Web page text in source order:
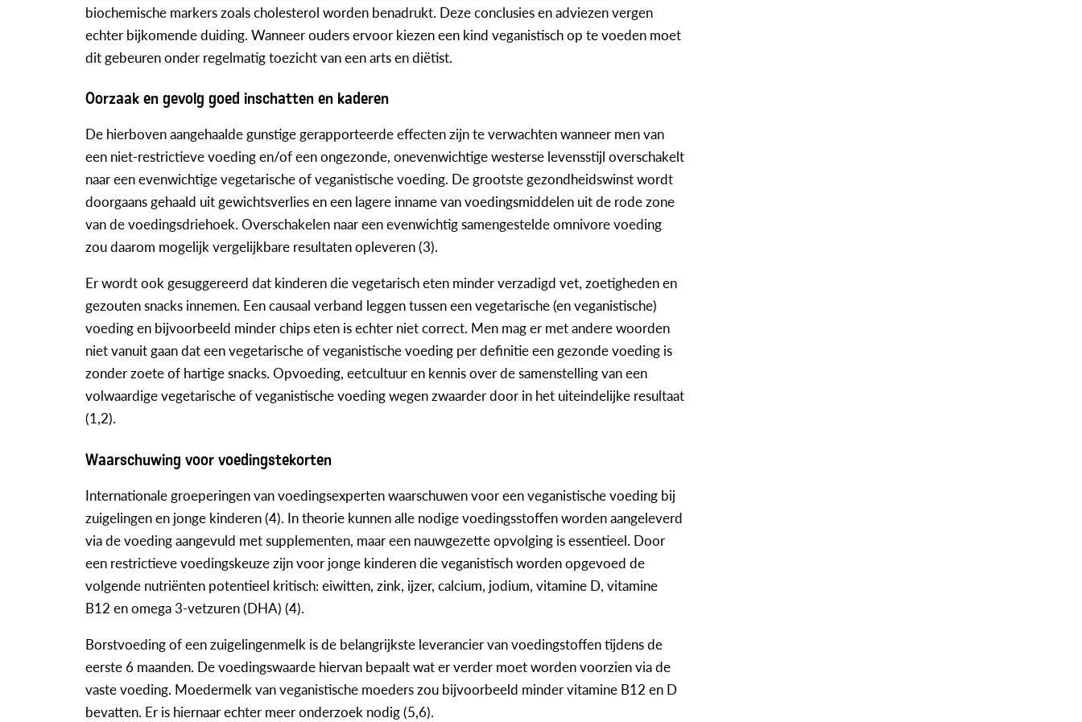
biochemische markers zoals cholesterol worden benadrukt. Deze conclusies en adviezen vergen
echter bijkomende duiding. Wanneer ouders ervoor kiezen een kind veganistisch op te voeden moet
dit gebeuren onder regelmatig toezicht van een arts en diëtist.
Oorzaak en gevolg goed inschatten en kaderen
De hierboven aangehaalde gunstige gerapporteerde effecten zijn te verwachten wanneer men van
een niet-restrictieve voeding en/of een ongezonde, onevenwichtige westerse levensstijl overschakelt
naar een evenwichtige vegetarische of veganistische voeding. De grootste gezondheidswinst wordt
doorgaans gehaald uit gewichtsverlies en een lagere inname van voedingsmiddelen uit de rode zone
van de voedingsdriehoek. Overschakelen naar een evenwichtig samengestelde omnivore voeding
zou daarom mogelijk vergelijkbare resultaten opleveren (3).
Er wordt ook gesuggereerd dat kinderen die vegetarisch eten minder verzadigd vet, zoetigheden en
gezouten snacks innemen. Een causaal verband leggen tussen een vegetarische (en veganistische)
voeding en bijvoorbeeld minder chips eten is echter niet correct. Men mag er met andere woorden
niet vanuit gaan dat een vegetarische of veganistische voeding per definitie een gezonde voeding is
zonder zoete of hartige snacks. Opvoeding, eetcultuur en kennis over de samenstelling van een
volwaardige vegetarische of veganistische voeding wegen zwaarder door in het uiteindelijke resultaat
(1,2).
Waarschuwing voor voedingstekorten
Internationale groeperingen van voedingsexperten waarschuwen voor een veganistische voeding bij
zuigelingen en jonge kinderen (4). In theorie kunnen alle nodige voedingsstoffen worden aangeleverd
via de voeding aangevuld met supplementen, maar een nauwgezette opvolging is essentieel. Door
een restrictieve voedingskeuze zijn voor jonge kinderen die veganistisch worden opgevoed de
volgende nutriënten potentieel kritisch: eiwitten, zink, ijzer, calcium, jodium, vitamine D, vitamine
B12 en omega 3-vetzuren (DHA) (4).
Borstvoeding of een zuigelingenmelk is de belangrijkste leverancier van voedingstoffen tijdens de
eerste 6 maanden. De voedingswaarde hiervan bepaalt wat er verder moet worden voorzien via de
vaste voeding. Moedermelk van veganistische moeders zou bijvoorbeeld minder vitamine B12 en D
bevatten. Er is hiernaar echter meer onderzoek nodig (5,6).